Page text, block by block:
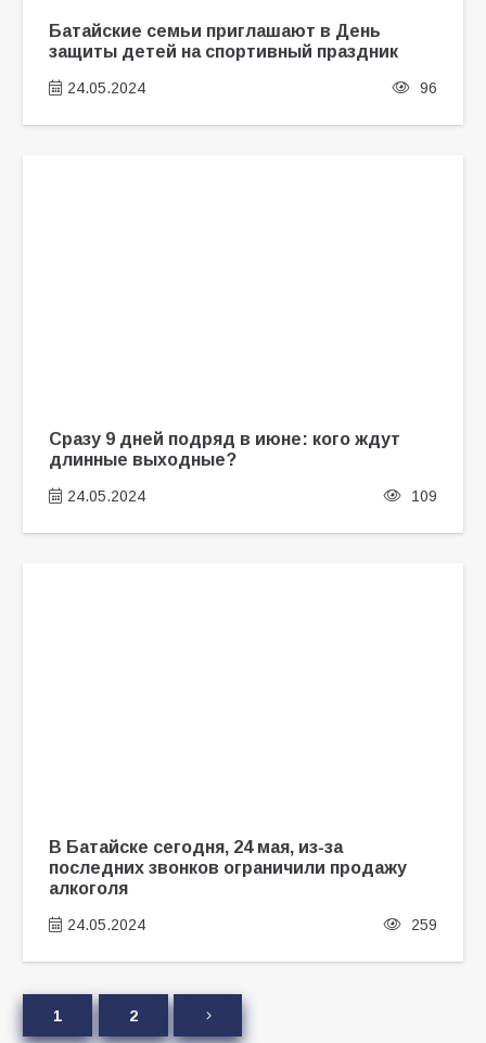
Батайские семьи приглашают в День
защиты детей на спортивный праздник
24.05.2024 96
Сразу 9 дней подряд в июне: кого ждут
длинные выходные?
24.05.2024 109
В Батайске сегодня, 24 мая, из-за
последних звонков ограничили продажу
алкоголя
24.05.2024 259
1 2